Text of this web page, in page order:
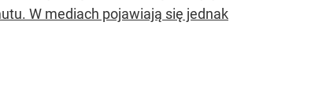
W mediach pojawiają się jednak